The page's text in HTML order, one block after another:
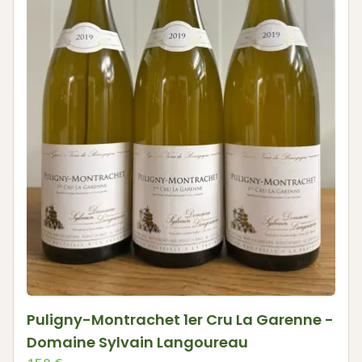
Puligny-Montrachet 1er Cru La Garenne -
Domaine Sylvain Langoureau